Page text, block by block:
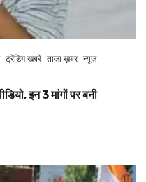
ट्रेंडिंग खबरें ताज़ा ख़बर न्यूज़
इन 3 मांगों पर बनी